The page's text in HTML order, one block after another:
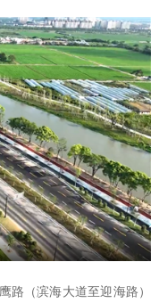
路（滨海大道至迎海路）